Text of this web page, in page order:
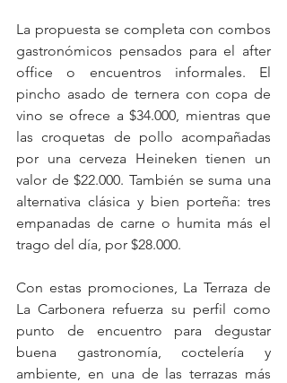
La propuesta se completa con combos
gastronómicos pensados para el after
office o encuentros informales. El
pincho asado de ternera con copa de
vino se ofrece a $34.000, mientras que
las croquetas de pollo acompañadas
por una cerveza Heineken tienen un
valor de $22.000. También se suma una
alternativa clásica y bien porteña: tres
empanadas de carne o humita más el
trago del día, por $28.000.
Con estas promociones, La Terraza de
La Carbonera refuerza su perfil como
punto de encuentro para degustar
buena gastronomía, coctelería y
ambiente, en una de las terrazas más